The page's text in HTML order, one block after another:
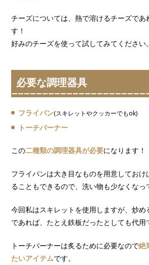
チーズについては、熱で溶けるチーズで
す！
好みのチーズを使って試してみてください。
必要な調理器具
フライパン(スキレットやクッカーでもok)
トーチバーナー
この二種類の調理器具が必要になります！
フライパンは大き目なものを用意しておけ
ることもできるので、洗い物も少なくなっ
今回私はスキレットを使用しますが、炒
であれば、たとえ鉄板だったとしても代用
トーチバーナーは炙るために必要なので絶
たいアイテムです。